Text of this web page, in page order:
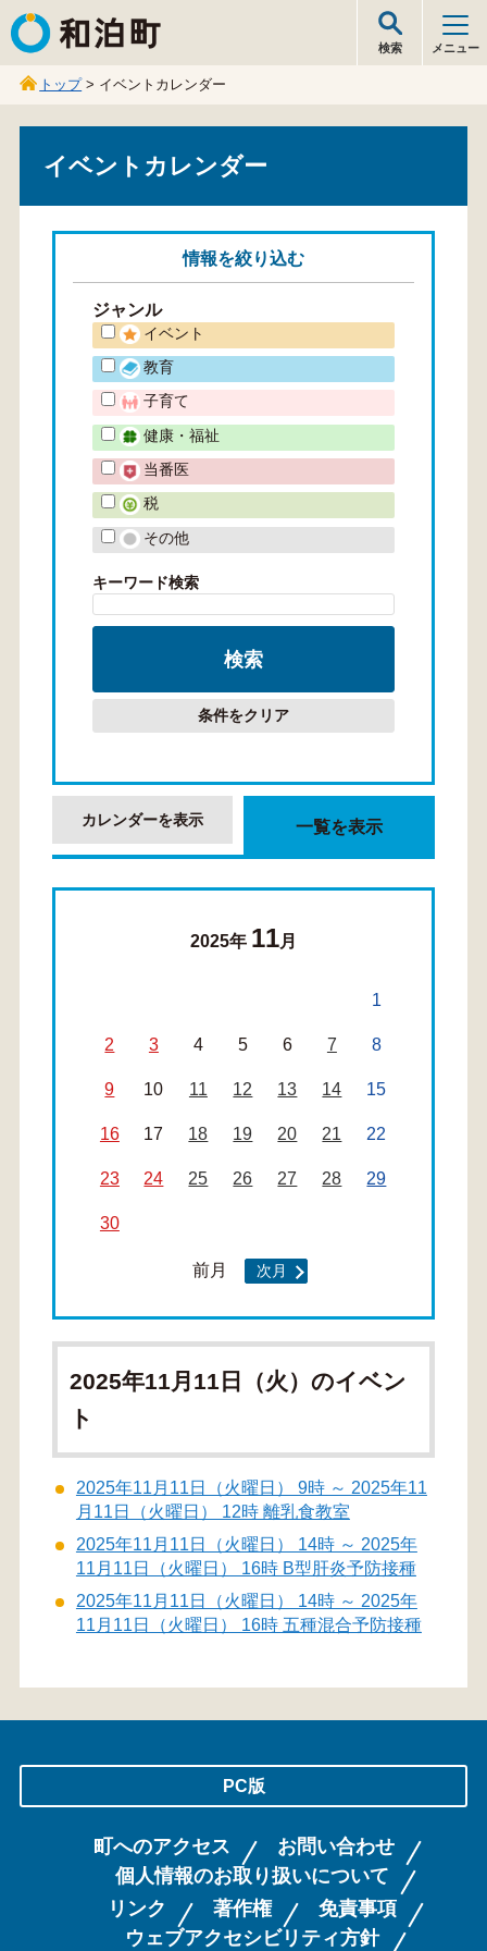
和泊町
検索 メニュー
トップ> イベントカレンダー
イベントカレンダー
情報を絞り込む
ジャンル
イベント
教育
子育て
健康・福祉
当番医
税
その他
キーワード検索
条件をクリア
カレンダーを表示 一覧を表示
2025年 11月
1
2 3 4 5 6 7 8
9 10 11 12 13 14 15
16 17 18 19 20 21 22
23 24 25 26 27 28 29
30
前月 次月
2025年11月11日（火）のイベン
ト
2025年11月11日（火曜日） 9時 ～ 2025年11
月11日（火曜日） 12時 離乳食教室
2025年11月11日（火曜日） 14時 ～ 2025年
11月11日（火曜日） 16時 B型肝炎予防接種
2025年11月11日（火曜日） 14時 ～ 2025年
11月11日（火曜日） 16時 五種混合予防接種
PC版
町へのアクセス
お問い合わせ
個人情報のお取り扱いについて
リンク
著作権
免責事項
ウェブアクセシビリティ方針